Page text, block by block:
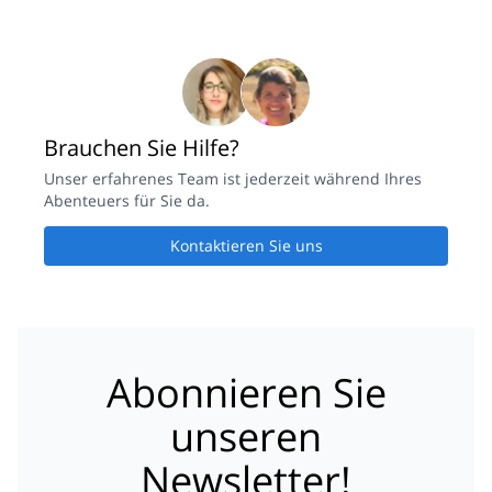
Brauchen Sie Hilfe?
Unser erfahrenes Team ist jederzeit während Ihres
Abenteuers für Sie da.
Kontaktieren Sie uns
Abonnieren Sie
unseren
Newsletter!